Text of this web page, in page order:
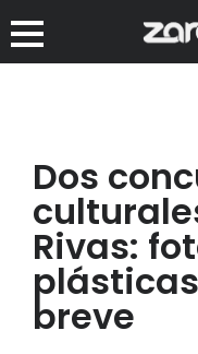
Dos
Rivas:
breve